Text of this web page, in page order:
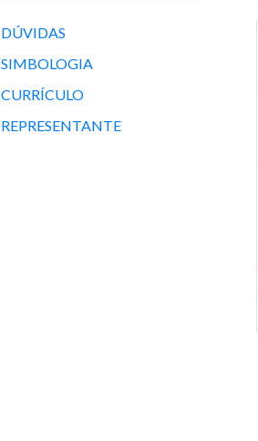
DÚVIDAS
SIMBOLOGIA
CURRÍCULO
REPRESENTANTE